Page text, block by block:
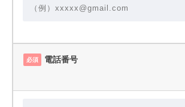
必須 電話番号